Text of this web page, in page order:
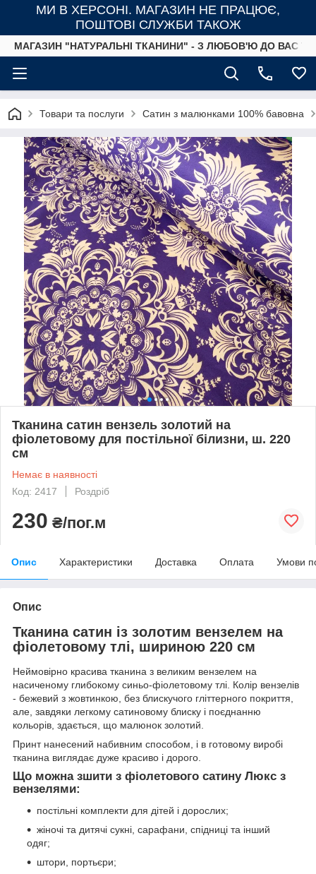
МИ В ХЕРСОНІ. МАГАЗИН НЕ ПРАЦЮЄ,
ПОШТОВІ СЛУЖБИ ТАКОЖ
МАГАЗИН "НАТУРАЛЬНІ ТКАНИНИ" - З ЛЮБОВ'Ю ДО ВАС
Товари та послуги Сатин з малюнками 100% бавовна
Тканина сатин вензель золотий на
фіолетовому для постільної білизни, ш. 220
см
Немає в наявності
Код: 2417
Роздріб
230 ₴/пог.м
Опис Характеристики Доставка Оплата Умови
Опис
Тканина сатин із золотим вензелем на
фіолетовому тлі, шириною 220 см
Неймовірно красива тканина з великим вензелем на
насиченому глибокому синьо-фіолетовому тлі. Колір вензелів
- бежевий з жовтинкою, без блискучого гліттерного покриття,
але, завдяки легкому сатиновому блиску і поєднанню
кольорів, здається, що малюнок золотий.
Принт нанесений набивним способом, і в готовому виробі
тканина виглядає дуже красиво і дорого.
Що можна зшити з фіолетового сатину Люкс з
вензелями:
постільні комплекти для дітей і дорослих;
жіночі та дитячі сукні, сарафани, спідниці та інший
одяг;
штори, портьєри;